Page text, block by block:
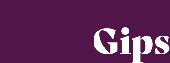
Gips